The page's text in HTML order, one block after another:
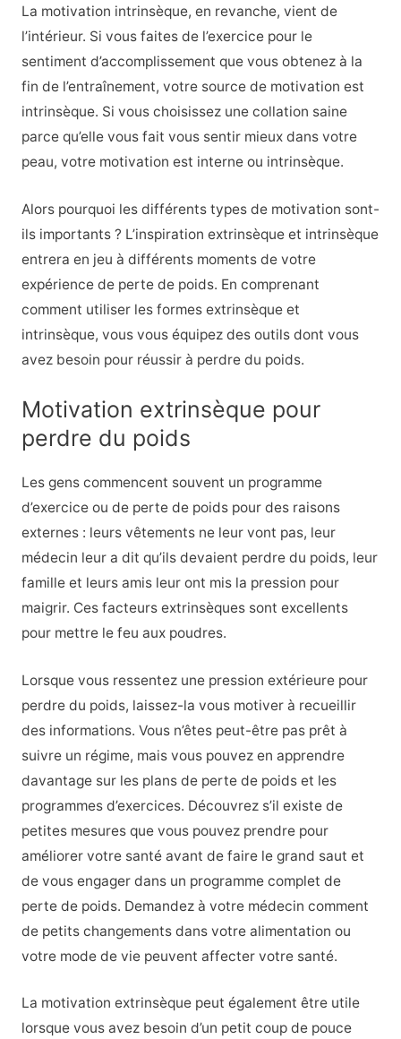
La motivation intrinsèque, en revanche, vient de
l’intérieur. Si vous faites de l’exercice pour le
sentiment d’accomplissement que vous obtenez à la
fin de l’entraînement, votre source de motivation est
intrinsèque. Si vous choisissez une collation saine
parce qu’elle vous fait vous sentir mieux dans votre
peau, votre motivation est interne ou intrinsèque.
Alors pourquoi les différents types de motivation sont-
ils importants ? L’inspiration extrinsèque et intrinsèque
entrera en jeu à différents moments de votre
expérience de perte de poids. En comprenant
comment utiliser les formes extrinsèque et
intrinsèque, vous vous équipez des outils dont vous
avez besoin pour réussir à perdre du poids.
Motivation extrinsèque pour
perdre du poids
Les gens commencent souvent un programme
d’exercice ou de perte de poids pour des raisons
externes : leurs vêtements ne leur vont pas, leur
médecin leur a dit qu’ils devaient perdre du poids, leur
famille et leurs amis leur ont mis la pression pour
maigrir. Ces facteurs extrinsèques sont excellents
pour mettre le feu aux poudres.
Lorsque vous ressentez une pression extérieure pour
perdre du poids, laissez-la vous motiver à recueillir
des informations. Vous n’êtes peut-être pas prêt à
suivre un régime, mais vous pouvez en apprendre
davantage sur les plans de perte de poids et les
programmes d’exercices. Découvrez s’il existe de
petites mesures que vous pouvez prendre pour
améliorer votre santé avant de faire le grand saut et
de vous engager dans un programme complet de
perte de poids. Demandez à votre médecin comment
de petits changements dans votre alimentation ou
votre mode de vie peuvent affecter votre santé.
La motivation extrinsèque peut également être utile
lorsque vous avez besoin d’un petit coup de pouce